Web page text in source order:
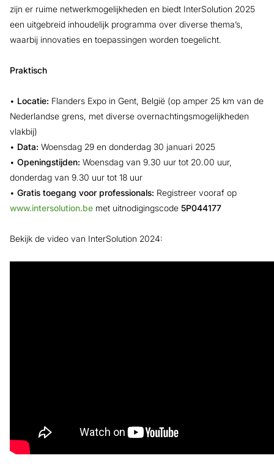
zijn er ruime netwerkmogelijkheden en biedt InterSolution 2025
een uitgebreid inhoudelijk programma over diverse thema’s,
waarbij innovaties en toepassingen worden toegelicht.
Praktisch
• Locatie: Flanders Expo in Gent, België (op amper 25 km van de
Nederlandse grens, met diverse overnachtingsmogelijkheden
vlakbij)
• Data: Woensdag 29 en donderdag 30 januari 2025
• Openingstijden: Woensdag van 9.30 uur tot 20.00 uur,
donderdag van 9.30 uur tot 18 uur
• Gratis toegang voor professionals: Registreer vooraf op
www.intersolution.be met uitnodigingscode 5P044177
Bekijk de video van InterSolution 2024: